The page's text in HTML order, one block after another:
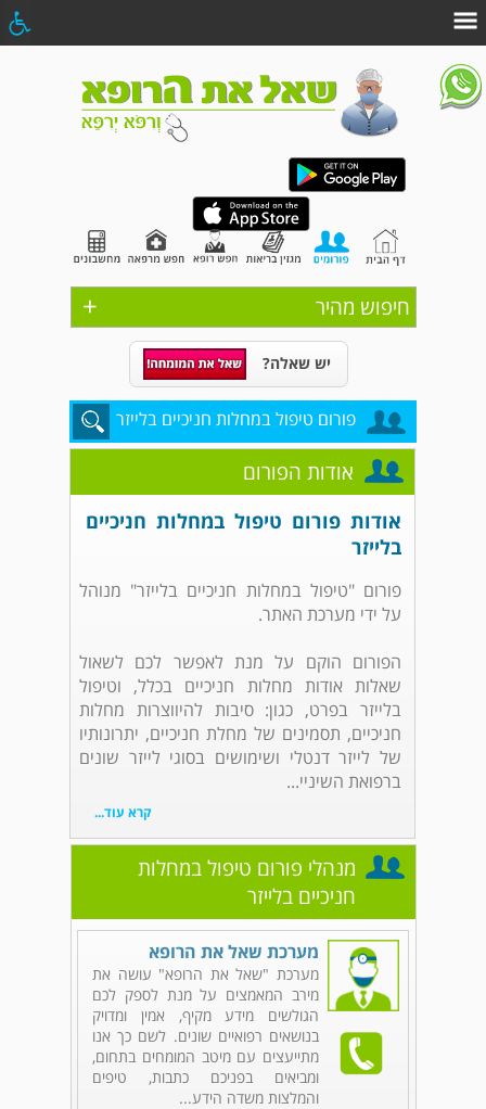
+ חיפוש מהיר
יש שאלה?
פורום טיפול במחלות חניכיים בלייזר
אודות הפורום
אודות פורום טיפול במחלות חניכיים
בלייזר
פורום "טיפול במחלות חניכיים בלייזר" מנוהל
על ידי מערכת האתר.
הפורום הוקם על מנת לאפשר לכם לשאול
שאלות אודות מחלות חניכיים בכלל, וטיפול
בלייזר בפרט, כגון: סיבות להיווצרות מחלות
חניכיים, תסמינים של מחלת חניכיים, יתרונותיו
של לייזר דנטלי ושימושים בסוגי לייזר שונים
ברפואת השיניי...
קרא עוד...
מנהלי פורום טיפול במחלות
חניכיים בלייזר
מערכת שאל את הרופא
מערכת "שאל את הרופא" עושה את
מירב המאמצים על מנת לספק לכם
הגולשים מידע מקיף, אמין ומדויק
בנושאים רפואיים שונים. לשם כך אנו
מתייעצים עם מיטב המומחים בתחום,
ומביאים בפניכם כתבות, טיפים
והמלצות משדה הידע...